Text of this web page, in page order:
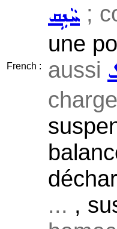
French :
ܚܵܢܹܩ ;
une
aussi
... ,